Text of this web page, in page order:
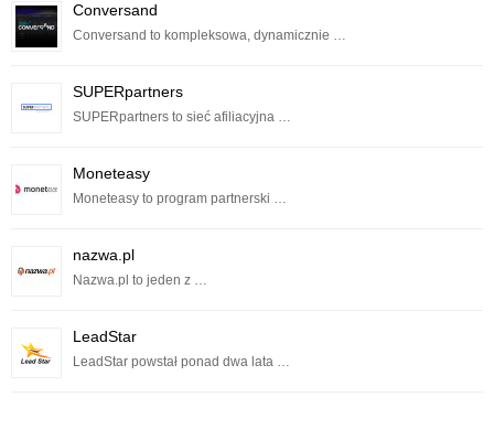
Conversand
Conversand to kompleksowa, dynamicznie …
SUPERpartners
SUPERpartners to sieć afiliacyjna …
Moneteasy
Moneteasy to program partnerski …
nazwa.pl
Nazwa.pl to jeden z …
LeadStar
LeadStar powstał ponad dwa lata …